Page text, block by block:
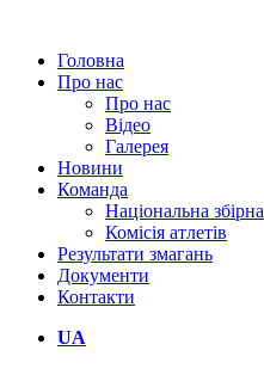
Головна
Про нас
Про нас
Відео
Галерея
Новини
Команда
Національна збірна
Комісія атлетів
Результати змагань
Документи
Контакти
UA